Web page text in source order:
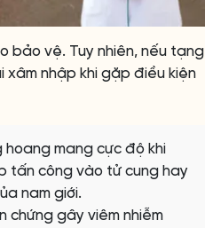
bảo vệ. Tuy nhiên, nếu tạng
xâm nhập khi gặp điều kiện
hoang mang cực độ khi
tấn công vào tử cung hay
nam giới.
chứng gây viêm nhiễm